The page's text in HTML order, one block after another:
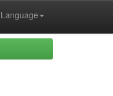
Language